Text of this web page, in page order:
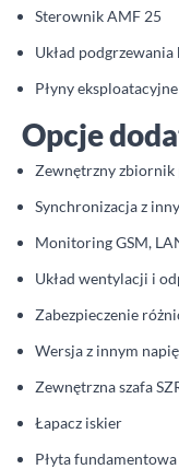
Sterownik AMF 25
Układ
Płyny
Opcje
Zewnętrzny zbiornik
Synchronizacja z
Monitoring GSM,
Układ wentylacji i
Zabezpieczenie
Wersja z innym
Zewnętrzna szafa
Łapacz iskier
Płyta fundamentowa